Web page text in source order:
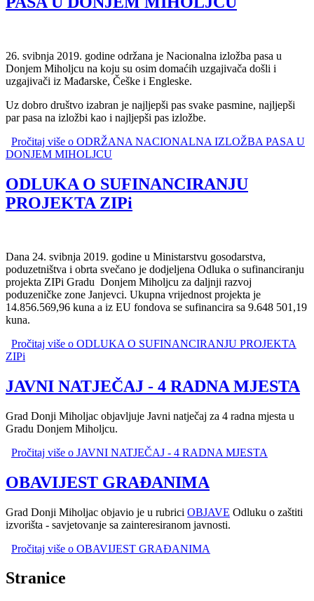
26. svibnja 2019. godine održana je Nacionalna izložba pasa u
Donjem Miholjcu na koju su osim domaćih uzgajivača došli i
uzgajivači iz Mađarske, Češke i Engleske.
Uz dobro društvo izabran je najljepši pas svake pasmine, najljepši
par pasa na izložbi kao i najljepši pas izložbe.
Pročitaj više o ODRŽANA NACIONALNA IZLOŽBA PASA U
DONJEM MIHOLJCU
ODLUKA O SUFINANCIRANJU
PROJEKTA ZIPi
Dana 24. svibnja 2019. godine u Ministarstvu gosodarstva,
poduzetništva i obrta svečano je dodjeljena Odluka o sufinanciranju
projekta ZIPi Gradu Donjem Miholjcu za daljnji razvoj
poduzeničke zone Janjevci. Ukupna vrijednost projekta je
14.856.569,96 kuna a iz EU fondova se sufinancira sa 9.648 501,19
kuna.
Pročitaj više o ODLUKA O SUFINANCIRANJU PROJEKTA
ZIPi
JAVNI NATJEČAJ - 4 RADNA MJESTA
Grad Donji Miholjac objavljuje Javni natječaj za 4 radna mjesta u
Gradu Donjem Miholjcu.
Pročitaj više o JAVNI NATJEČAJ - 4 RADNA MJESTA
OBAVIJEST GRAĐANIMA
Grad Donji Miholjac objavio je u rubrici OBJAVE Odluku o zaštiti
izvorišta - savjetovanje sa zainteresiranom javnosti.
Pročitaj više o OBAVIJEST GRAĐANIMA
Stranice